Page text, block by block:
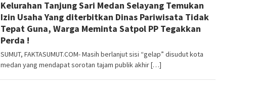
Kelurahan Tanjung Sari Medan Selayang Temukan
Izin Usaha Yang diterbitkan Dinas Pariwisata Tidak
Tepat Guna, Warga Meminta Satpol PP Tegakkan
Perda !
SUMUT, FAKTASUMUT.COM- Masih berlanjut sisi “gelap” disudut kota
medan yang mendapat sorotan tajam publik akhir […]